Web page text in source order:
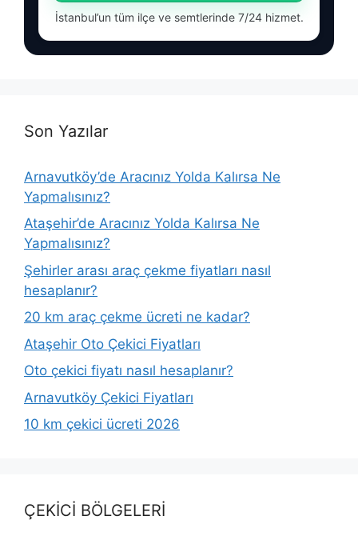
İstanbul’un tüm ilçe ve semtlerinde 7/24 hizmet.
Son Yazılar
Arnavutköy’de Aracınız Yolda Kalırsa Ne
Yapmalısınız?
Ataşehir’de Aracınız Yolda Kalırsa Ne
Yapmalısınız?
Şehirler arası araç çekme fiyatları nasıl
hesaplanır?
20 km araç çekme ücreti ne kadar?
Ataşehir Oto Çekici Fiyatları
Oto çekici fiyatı nasıl hesaplanır?
Arnavutköy Çekici Fiyatları
10 km çekici ücreti 2026
ÇEKİCİ BÖLGELERİ